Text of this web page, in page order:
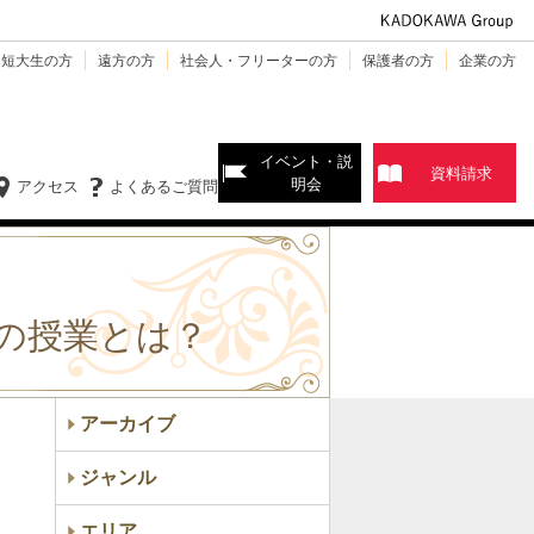
大生の方 遠方の方 社会人・フリーターの方 保護者の方 企業の方
よくあるご質問
アクセス
イベント・説
明会
資料請求
授業とは？
アーカイブ
ジャンル